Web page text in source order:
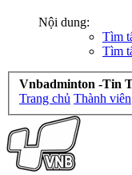
Nội dung:
Tìm
Tìm
Vnbadminton -Tin
Trang chủ Thành viên